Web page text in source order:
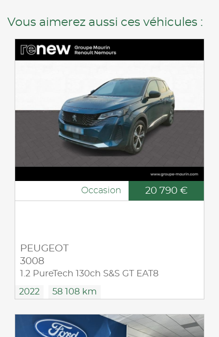
Vous aimerez aussi ces véhicules :
Occasion 20 790 €
PEUGEOT
3008
1.2 PureTech 130ch S&S GT EAT8
2022 58 108 km